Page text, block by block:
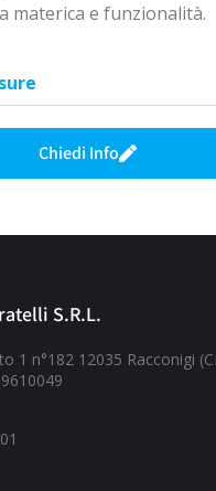
materica e funzionalità.
Chiedi Info
S.R.L.
1 n°182 12035 Racconigi